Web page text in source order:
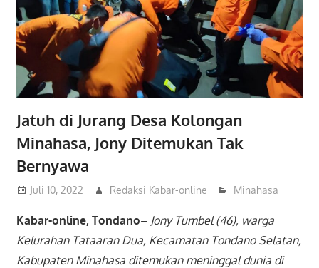
Jatuh di Jurang Desa Kolongan
Minahasa, Jony Ditemukan Tak
Bernyawa
Juli 10, 2022 Redaksi Kabar-online Minahasa
Kabar-online, Tondano– Jony Tumbel (46), warga
Kelurahan Tataaran Dua, Kecamatan Tondano Selatan,
Kabupaten Minahasa ditemukan meninggal dunia di